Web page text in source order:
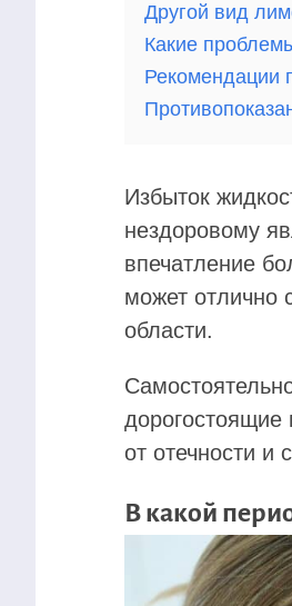
Другой вид
Какие
Рекомендации
Избыток
нездоровому
впечатление
может отлично
области.
дорогостоящие
от отечности и
В какой